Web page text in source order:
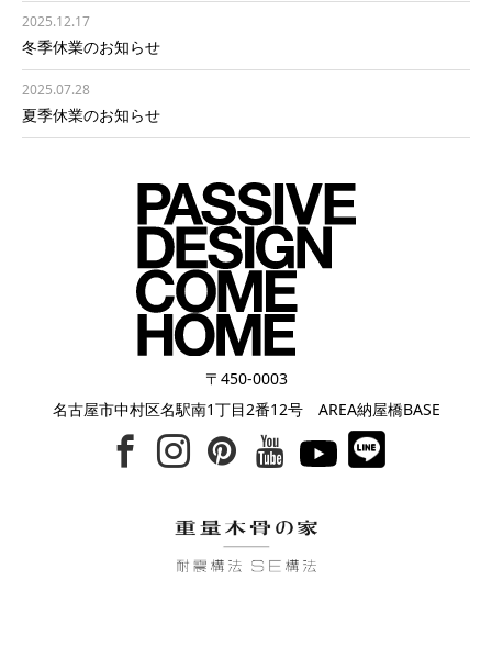
2025.12.17
冬季休業のお知らせ
2025.07.28
夏季休業のお知らせ
〒450-0003
名古屋市中村区名駅南1丁目2番12号 AREA納屋橋BASE